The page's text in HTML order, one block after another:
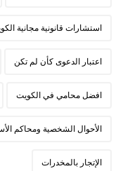
استشارات قانونية مجانية
اعتبار الدعوى كأن لم تكن
افضل محامي في الكويت
الأحوال الشخصية ومحاكم
الإتجار بالمخدرات